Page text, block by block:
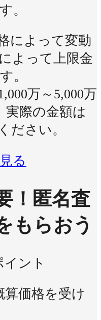
。
によって変動
よって上限金
。
万～5,000万
実際の金額は
ださい。
る
！ 匿名査
もらおう
イント
価格を受け